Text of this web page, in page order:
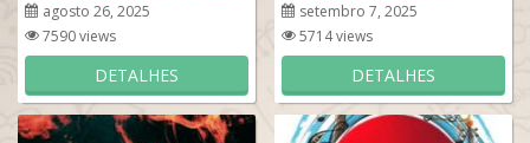
agosto 26, 2025
7590 views
DETALHES
setembro 7, 2025
5714 views
DETALHES